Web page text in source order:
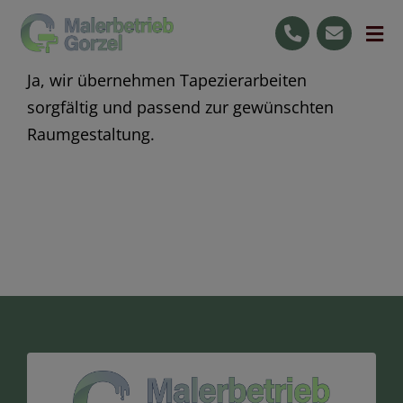
Skip
Start
Leistungen
0176 59727596
Ja, wir übernehmen Tapezierarbeiten
sorgfältig und passend zur gewünschten
Raumgestaltung.